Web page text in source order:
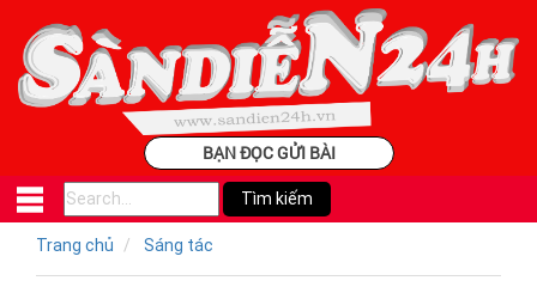
BẠN ĐỌC GỬI BÀI
Trang chủ Sáng tác